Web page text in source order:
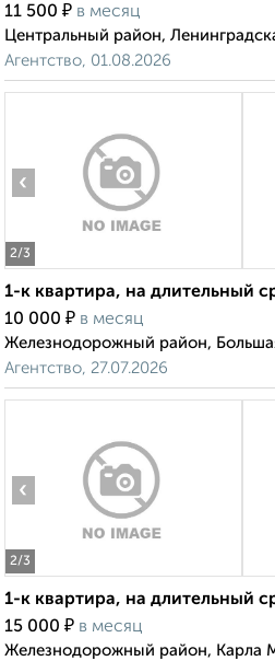
11 500 ₽ в месяц
Центральный район,
Агентство, 01.08.2026
2/3
‹
1-к квартира, на длительный
10 000 ₽ в месяц
Железнодорожный район,
Агентство, 27.07.2026
2/3
‹
1-к квартира, на длительный
15 000 ₽ в месяц
Железнодорожный район, Карла